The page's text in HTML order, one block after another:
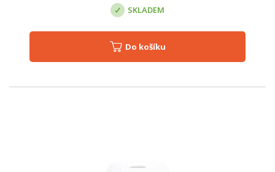
SKLADEM
Do košíku